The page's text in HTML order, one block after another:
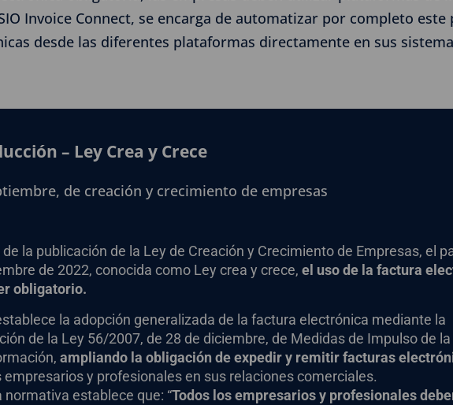
Invoice Connect, se encarga de automatizar por completo este
desde las diferentes plataformas directamente en sus
– Ley Crea y Crece
de creación y crecimiento de empresas
la publicación de la Ley de Creación y Crecimiento de Empresas, el
de 2022, conocida como Ley crea y crece, el uso de la factura
obligatorio.
la adopción generalizada de la factura electrónica mediante la
de la Ley 56/2007, de 28 de diciembre, de Medidas de Impulso de la
ampliando la obligación de expedir y remitir facturas
empresarios y profesionales en sus relaciones comerciales.
normativa establece que: “Todos los empresarios y profesionales